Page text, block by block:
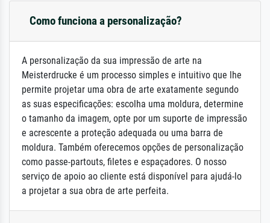
Como funciona a personalização?
A personalização da sua impressão de arte na
Meisterdrucke é um processo simples e intuitivo que lhe
permite projetar uma obra de arte exatamente segundo
as suas especificações: escolha uma moldura, determine
o tamanho da imagem, opte por um suporte de impressão
e acrescente a proteção adequada ou uma barra de
moldura. Também oferecemos opções de personalização
como passe-partouts, filetes e espaçadores. O nosso
serviço de apoio ao cliente está disponível para ajudá-lo
a projetar a sua obra de arte perfeita.